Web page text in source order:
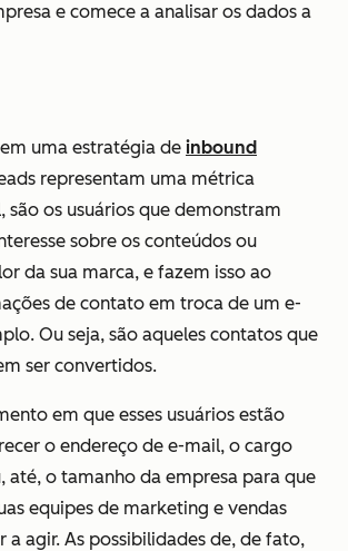
e comece a analisar os dados a
uma estratégia de inbound
representam uma métrica
são os usuários que demonstram
sobre os conteúdos ou
da sua marca, e fazem isso ao
de contato em troca de um e-
Ou seja, são aqueles contatos que
ser convertidos.
em que esses usuários estão
o endereço de e-mail, o cargo
até, o tamanho da empresa para que
equipes de marketing e vendas
a agir. As possibilidades de, de fato,